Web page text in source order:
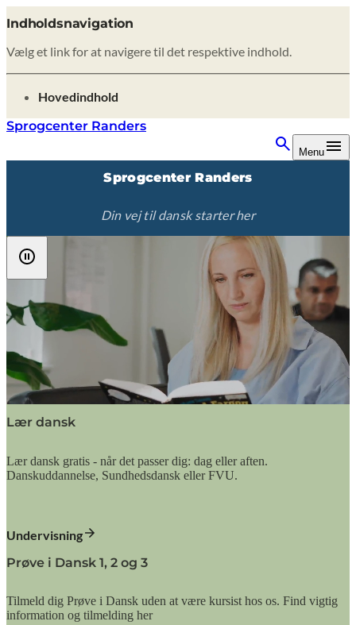
Indholdsnavigation
Vælg et link for at navigere til det respektive indhold.
gå til
Hovedindhold
Sprogcenter Randers
Menu
Sprogcenter Randers
Din vej til dansk starter her
Lær dansk
Lær dansk gratis - når det passer dig: dag eller aften.
Danskuddannelse, Sundhedsdansk eller FVU.
Undervisning
Prøve i Dansk 1, 2 og 3
Tilmeld dig Prøve i Dansk uden at være kursist hos os. Find vigtig
information og tilmelding her